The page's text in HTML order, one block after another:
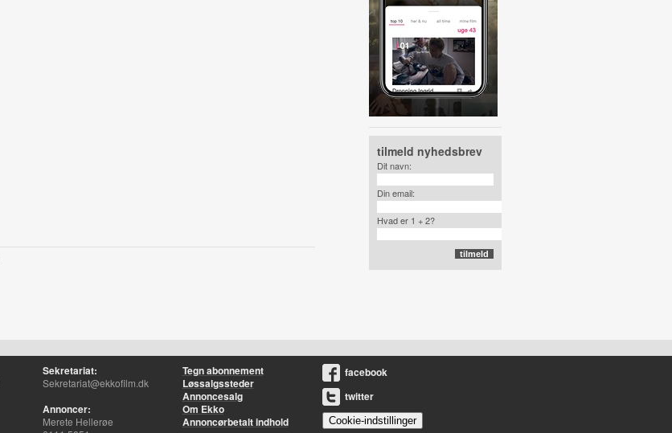
tilmeld nyhedsbrev
Dit navn:
Din email:
Hvad er 1 + 2?
Sekretariat:
Sekretariat@ekkofilm.dk
Annoncer:
Merete Hellerøe
Tegn abonnement
Løssalgssteder
Annoncesalg
Om Ekko
Annoncørbetalt indhold
facebook
twitter
Cookie-indstillinger